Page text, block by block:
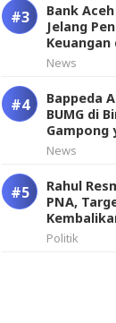
Bank
Jelang
Keuangan
News
Bappeda
BUMG di
Gampong
News
Rahul
PNA,
Politik